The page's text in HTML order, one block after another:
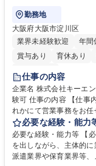
勤務地
大阪府大阪市淀川区
業界未経験歓迎
年間
賞与あり
育休あり
土日祝休み
仕事の内容
企業名 株式会社キーエンス 求人名 【大阪・京都・滋賀】営業事
験可 仕事の内容 【仕事内容】大阪営業所、京都営業所、滋賀営業所いず
れかにて営業事務をお
の作成・カタログ送付
善をお任せ。 【教育制度】ご入社後、育成担当とペアになりながらOJTに
て業務を覚えていただ
れているため、スムー
必要な経験・能力
必要な経験・能力等 【
を出しながら、主体的
派遣業界や保育業界等